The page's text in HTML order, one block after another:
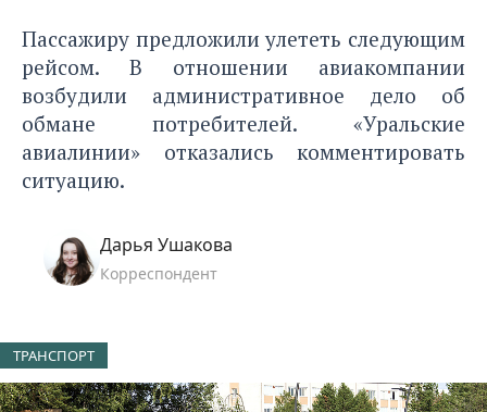
Пассажиру предложили улететь следующим
рейсом. В отношении авиакомпании
возбудили административное дело об
обмане потребителей. «Уральские
авиалинии» отказались комментировать
ситуацию.
Дарья Ушакова
Корреспондент
ТРАНСПОРТ